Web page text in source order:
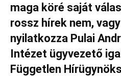
maga köré saját
rossz hírek nem,
nyilatkozza Pulai
Intézet ügyvezető
Független